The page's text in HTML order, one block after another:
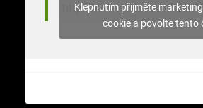
https://
Klepnutím přijměte
cookie a povolte tento